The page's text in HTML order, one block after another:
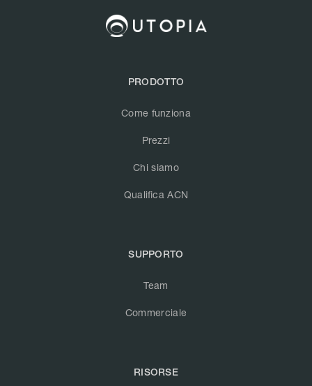
PRODOTTO
Come funziona
Prezzi
Chi siamo
Qualifica ACN
SUPPORTO
Team
Commerciale
RISORSE